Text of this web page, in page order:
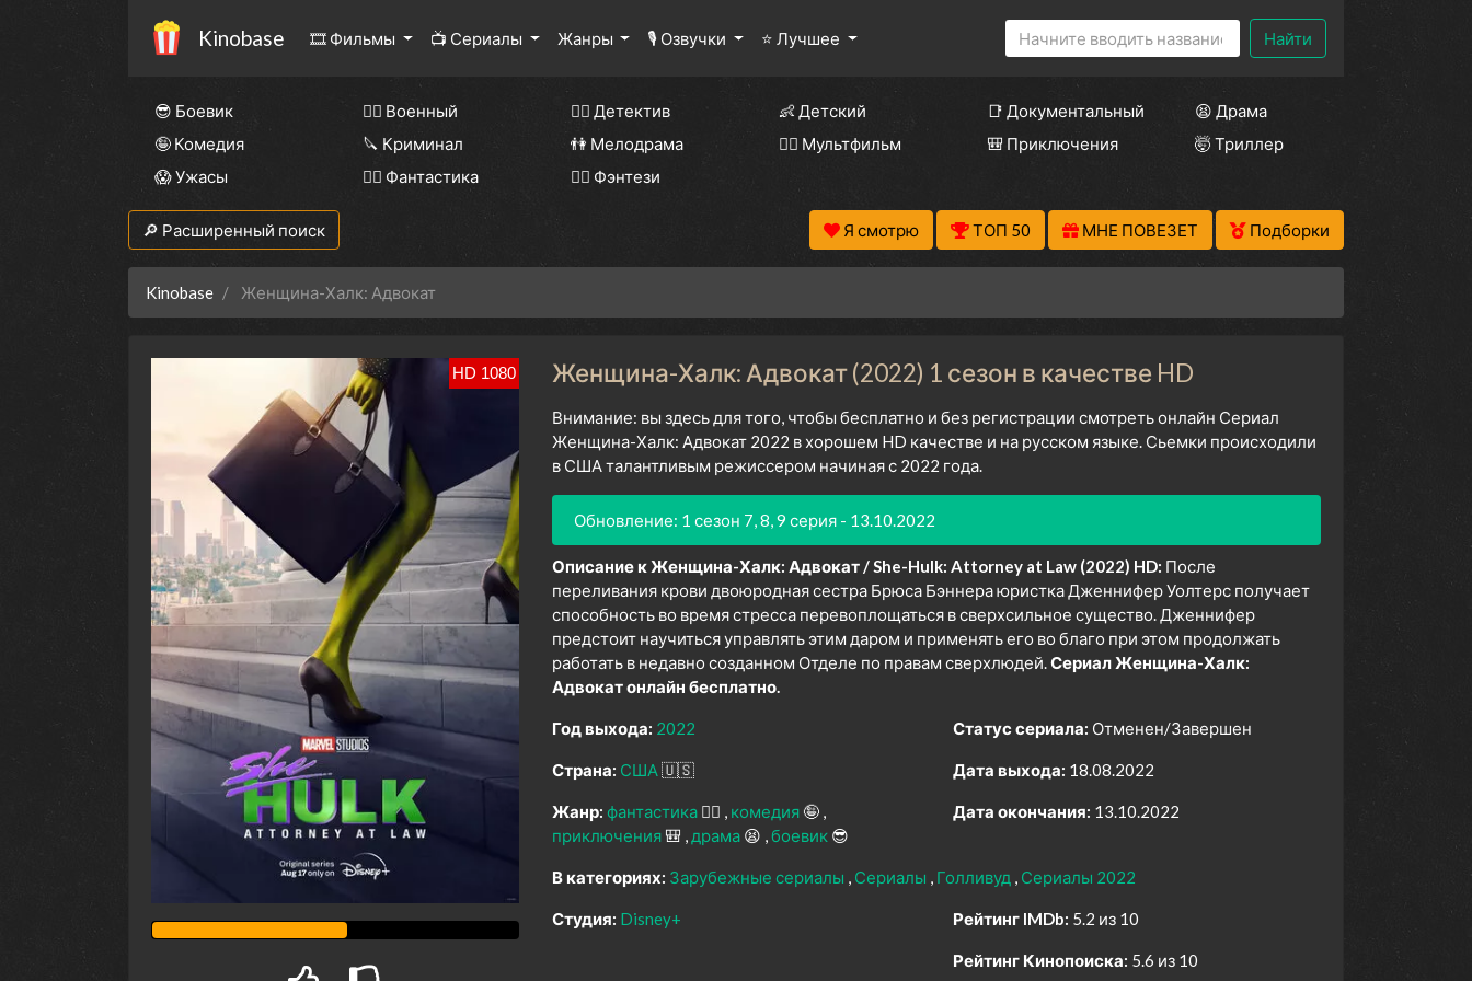
Kinobase 🎞 Фильмы 📺 Сериалы Жанры 🎙 Озвучки ⭐ Лучшее Найти
😎 Боевик 👨‍✈️ Военный 🕵️‍♂️ Детектив 👶 Детский 📑 Документальный
😫 Драма
🤪 Комедия
🔪 Криминал 👫 Мелодрама 🧚‍♀️ Мультфильм 🎒 Приключения
🤯 Триллер
😱 Ужасы
🧙‍♀️ Фантастика 🧝‍♂️ Фэнтези
🔎 Расширенный поиск Я смотрю ТОП 50 МНЕ ПОВЕЗЕТ Подборки
Kinobase Женщина-Халк: Адвокат
HD 1080 Женщина-Халк: Адвокат (2022) 1 сезон в качестве HD
Внимание: вы здесь для того, чтобы бесплатно и без регистрации смотреть онлайн Сериал
Женщина-Халк: Адвокат 2022 в хорошем HD качестве и на русском языке. Сьемки происходили
в США талантливым режиссером начиная с 2022 года.
Обновление: 1 сезон 7, 8, 9 серия - 13.10.2022
Описание к Женщина-Халк: Адвокат / She-Hulk: Attorney at Law (2022) HD: После
переливания крови двоюродная сестра Брюса Бэннера юристка Дженнифер Уолтерс получает
способность во время стресса перевоплощаться в сверхсильное существо. Дженнифер
предстоит научиться управлять этим даром и применять его во благо при этом продолжать
работать в недавно созданном Отделе по правам сверхлюдей.Сериал Женщина-Халк:
Адвокат онлайн бесплатно.
Год выхода: 2022
Страна: США🇺🇸
Жанр: фантастика 🧙‍♀️ комедия 🤪
приключения 🎒 драма 😫 боевик 😎
Статус сериала: Отменен/Завершен
Дата выхода: 18.08.2022
Дата окончания: 13.10.2022
В категориях: Зарубежные сериалы Сериалы Голливуд Сериалы 2022
Студия: Disney+ Рейтинг IMDb: 5.2 из 10
Рейтинг Кинопоиска: 5.6 из 10